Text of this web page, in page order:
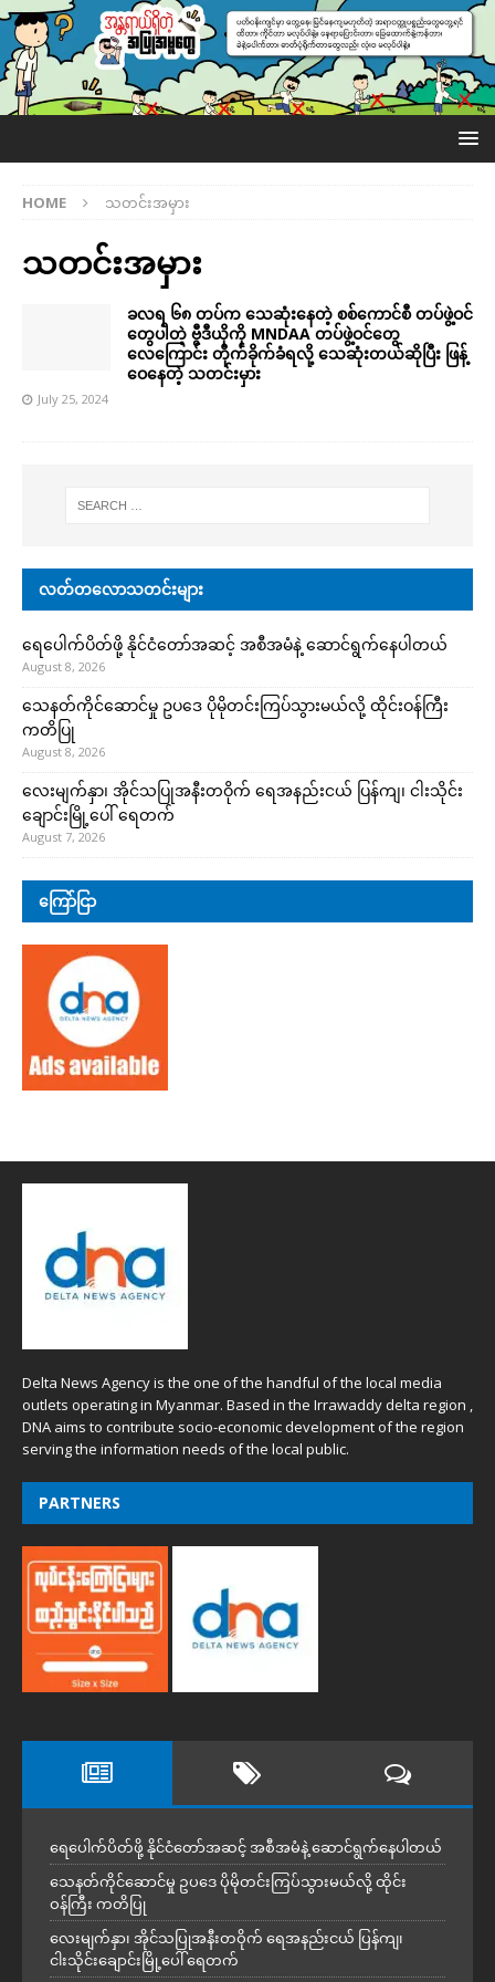
HOME သတင်းအမှား
သတင်းအမှား
ခလရ ၆၈ တပ်က သေဆုံးနေတဲ့ စစ်ကောင်စီ တပ်ဖွဲ့ဝင်
တွေပါတဲ့ ဗွီဒီယိုကို MNDAA တပ်ဖွဲ့ဝင်တွေ
လေကြောင်း တိုက်ခိုက်ခံရလို့ သေဆုံးတယ်ဆိုပြီး ဖြန့်
ဝေနေတဲ့ သတင်းမှား
July 25, 2024
လတ်တလောသတင်းများ
ရေပေါက်ပိတ်ဖို့ နိုင်ငံတော်အဆင့် အစီအမံနဲ့ ဆောင်ရွက်နေပါတယ်
August 8, 2026
သေနတ်ကိုင်ဆောင်မှု ဥပဒေ ပိုမိုတင်းကြပ်သွားမယ်လို့ ထိုင်းဝန်ကြီး
ကတိပြု
August 8, 2026
လေးမျက်နှာ၊ အိုင်သပြုအနီးတဝိုက် ရေအနည်းငယ် ပြန်ကျ၊ ငါးသိုင်း
ချောင်းမြို့ပေါ် ရေတက်
August 7, 2026
ကြော်ငြာ
Delta News Agency is the one of the handful of the local media
outlets operating in Myanmar. Based in the Irrawaddy delta region ,
DNA aims to contribute socio-economic development of the region
serving the information needs of the local public.
PARTNERS
ရေပေါက်ပိတ်ဖို့ နိုင်ငံတော်အဆင့် အစီအမံနဲ့ ဆောင်ရွက်နေပါတယ်
သေနတ်ကိုင်ဆောင်မှု ဥပဒေ ပိုမိုတင်းကြပ်သွားမယ်လို့ ထိုင်း
ဝန်ကြီး ကတိပြု
လေးမျက်နှာ၊ အိုင်သပြုအနီးတဝိုက် ရေအနည်းငယ် ပြန်ကျ၊
ငါးသိုင်းချောင်းမြို့ပေါ် ရေတက်